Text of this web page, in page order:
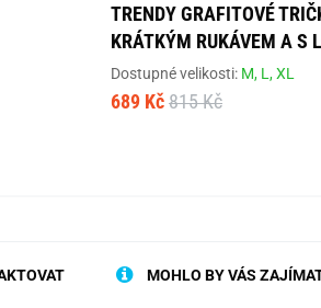
TRENDY GRAFITOVÉ
KRÁTKÝM RUKÁVEM A S
Dostupné velikosti: M, L,XL
689 Kč 815 Kč
MOHLO BY VÁS